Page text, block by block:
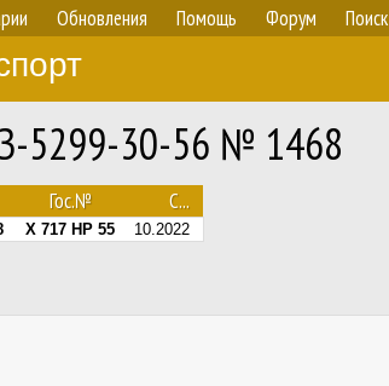
Обновления Помощь Форум Поиск
5299-30-56 № 1468
Гос.№ С...
Х 717 НР 55 10.2022